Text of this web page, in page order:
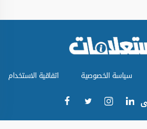
سياسة الخصوصية اتفاقية الاستخدام